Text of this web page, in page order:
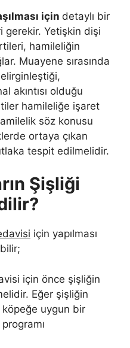
için detaylı bir
gerekir. Yetişkin dişi
hamileliğin
Muayene sırasında
akıntısı olduğu
hamileliğe işaret
söz konusu
ortaya çıkan
tespit edilmelidir.
Şişliği
için yapılması
için önce şişliğin
Eğer şişliğin
uygun bir